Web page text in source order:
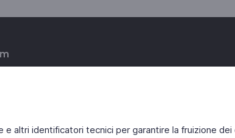
altri identificatori tecnici per garantire la fruizione